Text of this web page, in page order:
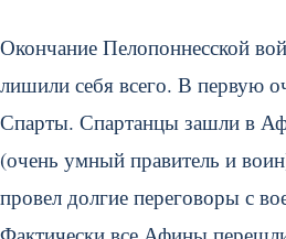
Окончание Пелопоннесской
лишили себя всего. В первую
Спарты. Спартанцы зашли в
(очень умный правитель и
провел долгие переговоры с